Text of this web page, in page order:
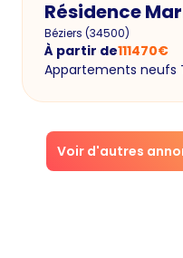
Résidence
Béziers (34500)
À partir de111470€
Appartements neufs
Voir d'autres